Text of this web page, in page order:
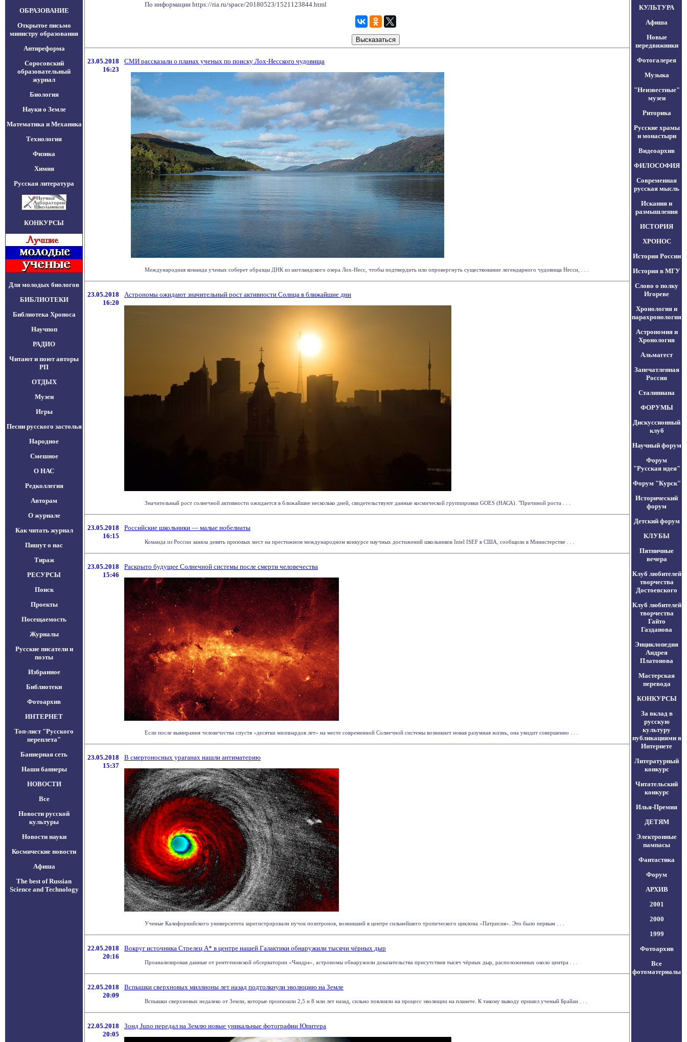
ОБРАЗОВАНИЕ
Открытое письмо
министру образования
Антиреформа
Соросовский
образовательный
журнал
Биология
Науки о Земле
Математика и Механика
Технология
Физика
Химия
Русская литература
КОНКУРСЫ
Для молодых биологов
БИБЛИОТЕКИ
Библиотека Хроноса
Научпоп
РАДИО
Читают и поют авторы
РП
ОТДЫХ
Музеи
Игры
Песни русского застолья
Народное
Смешное
О НАС
Редколлегия
Авторам
О журнале
Как читать журнал
Пишут о нас
Тираж
РЕСУРСЫ
Поиск
Проекты
Посещаемость
Журналы
Русские писатели и
поэты
Избранное
Библиотеки
Фотоархив
ИНТЕРНЕТ
Топ-лист "Русского
переплета"
Баннерная сеть
Наши баннеры
НОВОСТИ
Все
Новости русской
культуры
Новости науки
Космические новости
Афиша
The best of Russian
Science and Technology
По информации https://ria.ru/space/20180523/1521123844.html
23.05.2018
16:23
СМИ рассказали о планах ученых по поиску Лох-Несского чудовища
Международная команда ученых соберет образцы ДНК из шотландского озера Лох-Несс, чтобы подтвердить или опровергнуть существование легендарного чудовища Несси, . . .
23.05.2018
16:20
Астрономы ожидают значительный рост активности Солнца в ближайшие дни
Значительный рост солнечной активности ожидается в ближайшие несколько дней, свидетельствуют данные космической группировки GOES (НАСА). "Причиной роста . . .
23.05.2018
16:15
Российские школьники — малые нобелиаты
Команда из России заняла девять призовых мест на престижном международном конкурсе научных достижений школьников Intel ISEF в США, сообщили в Министерстве . . .
23.05.2018
15:46
Раскрыто будущее Солнечной системы после смерти человечества
Если после вымирания человечества спустя «десятки миллиардов лет» на месте современной Солнечной системы возникнет новая разумная жизнь, она увидит совершенно . . .
23.05.2018
15:37
В смертоносных ураганах нашли антиматерию
Ученые Калифорнийского университета зарегистрировали пучок позитронов, возникший в центре сильнейшего тропического циклона «Патрисия». Это было первым . . .
22.05.2018
20:16
Вокруг источника Стрелец A* в центре нашей Галактики обнаружили тысячи чёрных дыр
Проанализировав данные от рентгеновской обсерватории «Чандра», астрономы обнаружили доказательства присутствия тысяч чёрных дыр, расположенных около центра . . .
22.05.2018
20:09
Вспышки сверхновых миллионы лет назад подтолкнули эволюцию на Земле
Вспышки сверхновых недалеко от Земли, которые произошли 2,5 и 8 млн лет назад, сильно повлияли на процесс эволюции на планете. К такому выводу пришел ученый Брайан . . .
22.05.2018
20:05
Зонд Juno передал на Землю новые уникальные фотографии Юпитера
КУЛЬТУРА
Афиша
Новые
передвижники
Фотогалерея
Музыка
"Неизвестные"
музеи
Риторика
Русские храмы
и монастыри
Видеоархив
ФИЛОСОФИЯ
Современная
русская мысль
Искания и
размышления
ИСТОРИЯ
ХРОНОС
История России
История в МГУ
Слово о полку
Игореве
Хронология и
парахронология
Астрономия и
Хронология
Альмагест
Запечатленная
Россия
Сталиниана
ФОРУМЫ
Дискуссионный
клуб
Научный форум
Форум
"Русская идея"
Форум "Курск"
Исторический
форум
Детский форум
КЛУБЫ
Пятничные
вечера
Клуб любителей
творчества
Достоевского
Клуб любителей
творчества
Гайто
Газданова
Энциклопедия
Андрея
Платонова
Мастерская
перевода
КОНКУРСЫ
За вклад в
русскую
культуру
публикациями в
Интернете
Литературный
конкурс
Читательский
конкурс
Илья-Премия
ДЕТЯМ
Электронные
пампасы
Фантастика
Форум
АРХИВ
2001
2000
1999
Фотоархив
Все
фотоматериалы